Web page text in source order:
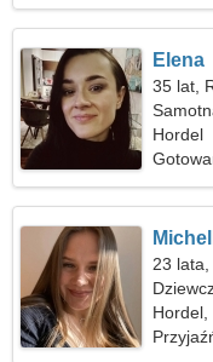
Elena
35 lat,
Hordel
23
Hordel,